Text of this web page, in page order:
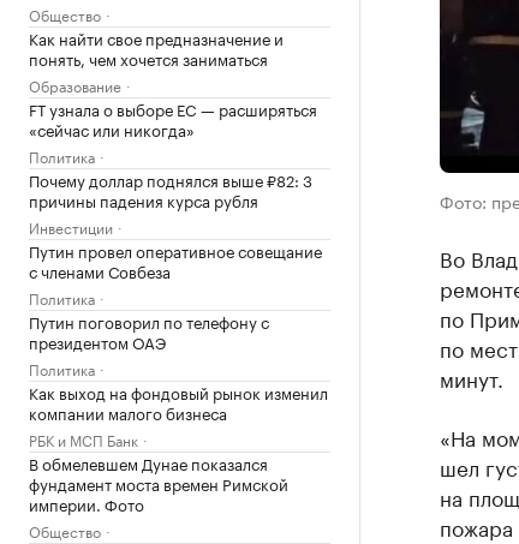
Общество
Как найти свое предназначение и
понять, чем хочется заниматься
Образование
FT узнала о выборе ЕС — расширяться
«сейчас или никогда»
Политика
Почему доллар поднялся выше ₽82: 3
причины падения курса рубля
Инвестиции
Путин провел оперативное совещание
с членами Совбеза
Политика
Путин поговорил по телефону с
президентом ОАЭ
Политика
Как выход на фондовый рынок изменил
компании малого бизнеса
РБК и МСП Банк
В обмелевшем Дунае показался
фундамент моста времен Римской
империи. Фото
Общество
Фото:
Во
по
по
минут.
«На
шел
на
пожара